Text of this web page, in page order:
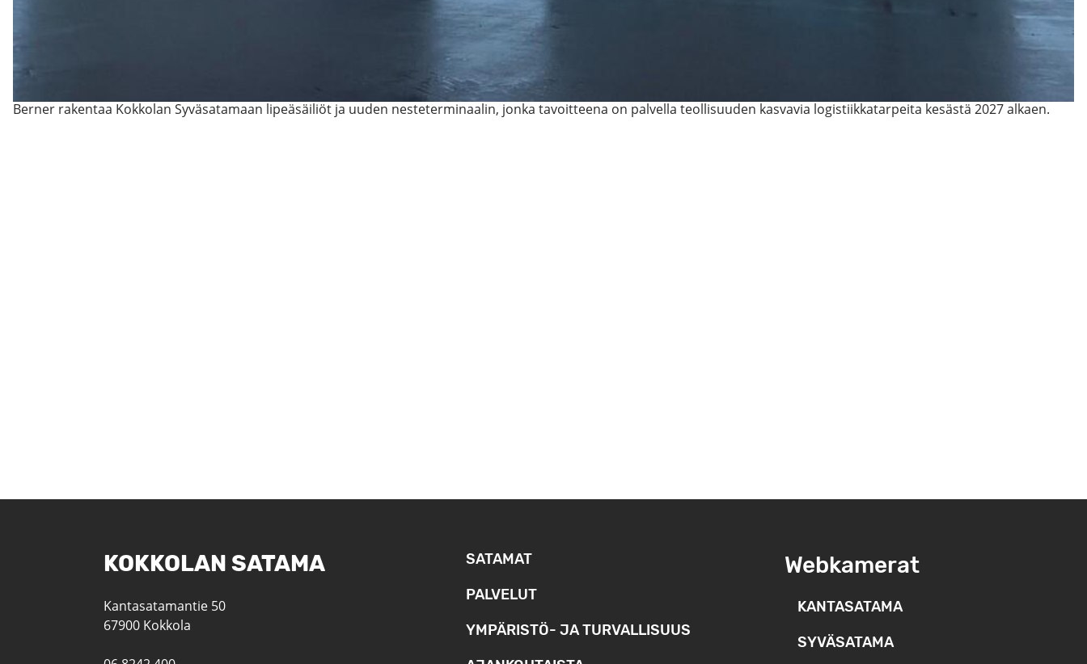
Berner rakentaa Kokkolan Syväsatamaan lipeäsäiliöt ja uuden nesteterminaalin, jonka tavoitteena on palvella teollisuuden kasvavia logistiikkatarpeita kesästä 2027 alkaen.
KOKKOLAN SATAMA
Kantasatamantie 50
67900 Kokkola
SATAMAT
PALVELUT
YMPÄRISTÖ- JA TURVALLISUUS
Webkamerat
KANTASATAMA
SYVÄSATAMA